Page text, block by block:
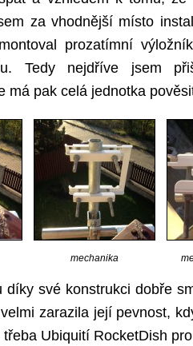
za vhodnější místo
prozatímní
Tedy nejdříve jsem
má pak celá jednotka
mechanika
díky své konstrukci dobře
zarazila její pevnost,
Ubiquití RocketDish